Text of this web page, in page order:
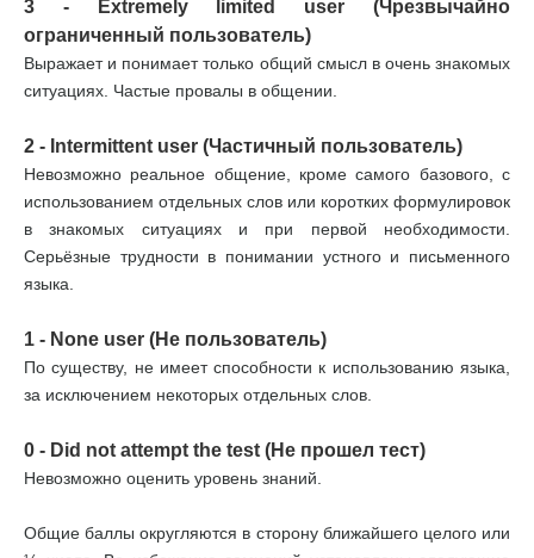
3 - Extremely limited user (Чрезвычайно
ограниченный пользователь)
Выражает и понимает только общий смысл в очень знакомых
ситуациях. Частые провалы в общении.
2 - Intermittent user (Частичный пользователь)
Невозможно реальное общение, кроме самого базового, с
использованием отдельных слов или коротких формулировок
в знакомых ситуациях и при первой необходимости.
Серьёзные трудности в понимании устного и письменного
языка.
1 - None user (Не пользователь)
По существу, не имеет способности к использованию языка,
за исключением некоторых отдельных слов.
0 - Did not attempt the test (Не прошел тест)
Невозможно оценить уровень знаний.
Общие баллы округляются в сторону ближайшего целого или